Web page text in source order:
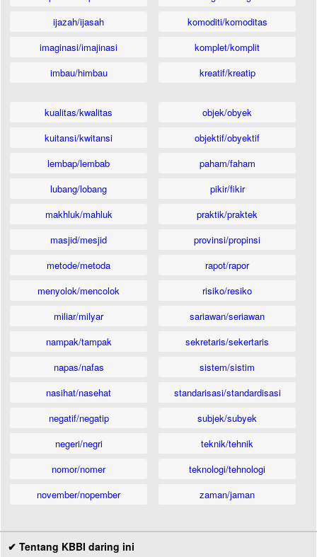
ijazah/ijasah
imaginasi/imajinasi
imbau/himbau
komoditi/komoditas
komplet/komplit
kreatif/kreatip
kualitas/kwalitas
kuitansi/kwitansi
lembap/lembab
lubang/lobang
makhluk/mahluk
masjid/mesjid
metode/metoda
menyolok/mencolok
miliar/milyar
nampak/tampak
napas/nafas
nasihat/nasehat
negatif/negatip
negeri/negri
nomor/nomer
november/nopember
objek/obyek
objektif/obyektif
paham/faham
pikir/fikir
praktik/praktek
provinsi/propinsi
rapot/rapor
risiko/resiko
sariawan/seriawan
sekretaris/sekertaris
sistem/sistim
standarisasi/standardisasi
subjek/subyek
teknik/tehnik
teknologi/tehnologi
zaman/jaman
✔ Tentang KBBI daring ini